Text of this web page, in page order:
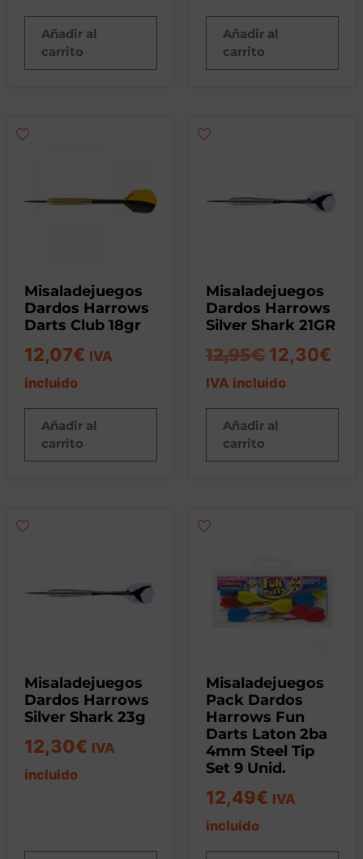
Añadir al
carrito
Añadir al
carrito
Misaladejuegos
Dardos Harrows
Darts Club 18gr
12,07€ IVA
incluido
Añadir al
carrito
Misaladejuegos
Dardos Harrows
Silver Shark 21GR
12,95€ 12,30€
IVA incluido
Añadir al
carrito
Misaladejuegos
Dardos Harrows
Silver Shark 23g
12,30€ IVA
incluido
Misaladejuegos
Pack Dardos
Harrows Fun
Darts Laton 2ba
4mm Steel Tip
Set 9 Unid.
12,49€ IVA
incluido